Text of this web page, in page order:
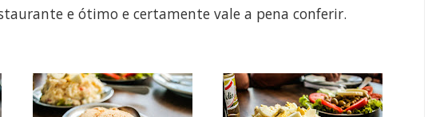
e ótimo e certamente vale a pena conferir.